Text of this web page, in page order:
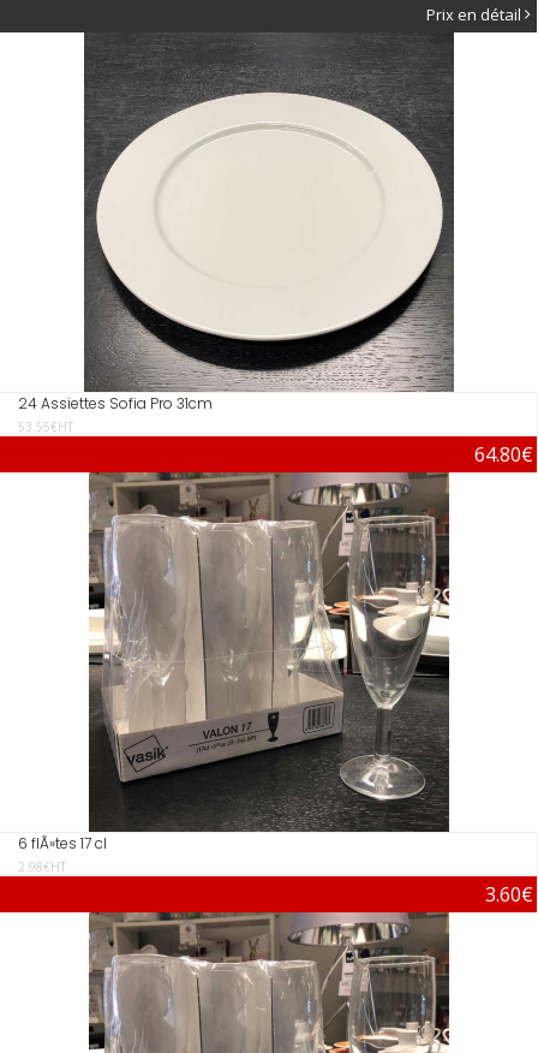
Prix en détail
24 Assiettes Sofia Pro 31cm
53.55€HT
64.80€
6 flÃ»tes 17 cl
2.98€HT
3.60€